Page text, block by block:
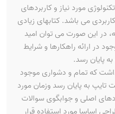
مورد نیاز و کاربردهای
می باشد. کتابهای زیادی
این صورت می توان امید
در ارائه راهکارها و شرایط
پایان رسد.
که تمام و دشواری موجود
تایپ به پایان رسد وزمان مورد
اصلی و جوابگوی سوالات